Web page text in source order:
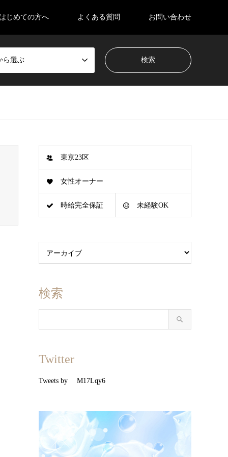
じめての方へ よくある質問 お問い合わせ
ら選ぶ
東京23区
女性オーナー
時給完全保証 未経験OK
検索
Twitter
Tweets by M17Lqy6